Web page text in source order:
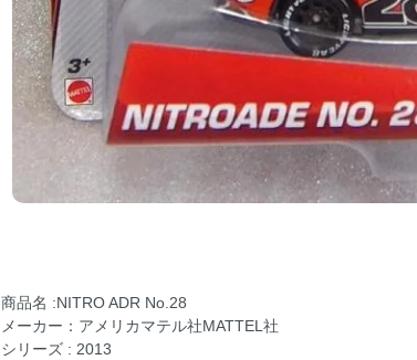
商品名 :NITRO ADR No.28
メーカー：アメリカマテル社MATTEL社
シリーズ : 2013